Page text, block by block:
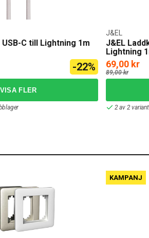
C till Lightning 1m
-22%
J&EL
Lightning
J&EL
69,00 kr
89,00 kr
2 av 2
KAMPANJ